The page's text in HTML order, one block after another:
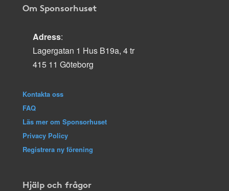
Om Sponsorhuset
Adress:
Lagergatan 1 Hus B19a, 4 tr
415 11 Göteborg
Kontakta oss
FAQ
Läs mer om Sponsorhuset
Privacy Policy
Registrera ny förening
Hjälp och frågor